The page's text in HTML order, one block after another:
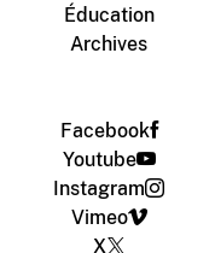
Éducation
Archives
Facebook
Youtube
Instagram
Vimeo
X